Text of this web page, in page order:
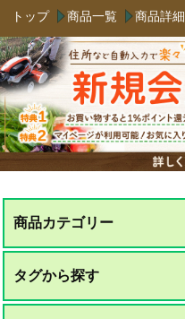
トップ 商品一覧 商品詳細
商品カテゴリー
タグから探す